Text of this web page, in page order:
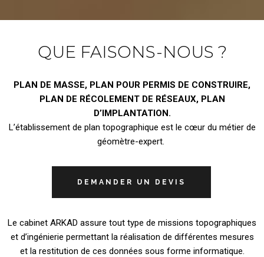
QUE FAISONS-NOUS ?
PLAN DE MASSE, PLAN POUR PERMIS DE CONSTRUIRE,
PLAN DE RÉCOLEMENT DE RÉSEAUX, PLAN
D’IMPLANTATION.
L’établissement de plan topographique est le cœur du métier de
géomètre-expert.
DEMANDER UN DEVIS
Le cabinet ARKAD assure tout type de missions topographiques
et d’ingénierie permettant la réalisation de différentes mesures
et la restitution de ces données sous forme informatique.